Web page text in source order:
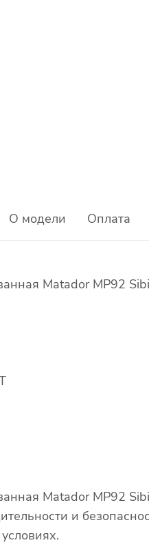
О модели Оплата
Matador MP92
Matador MP92
и